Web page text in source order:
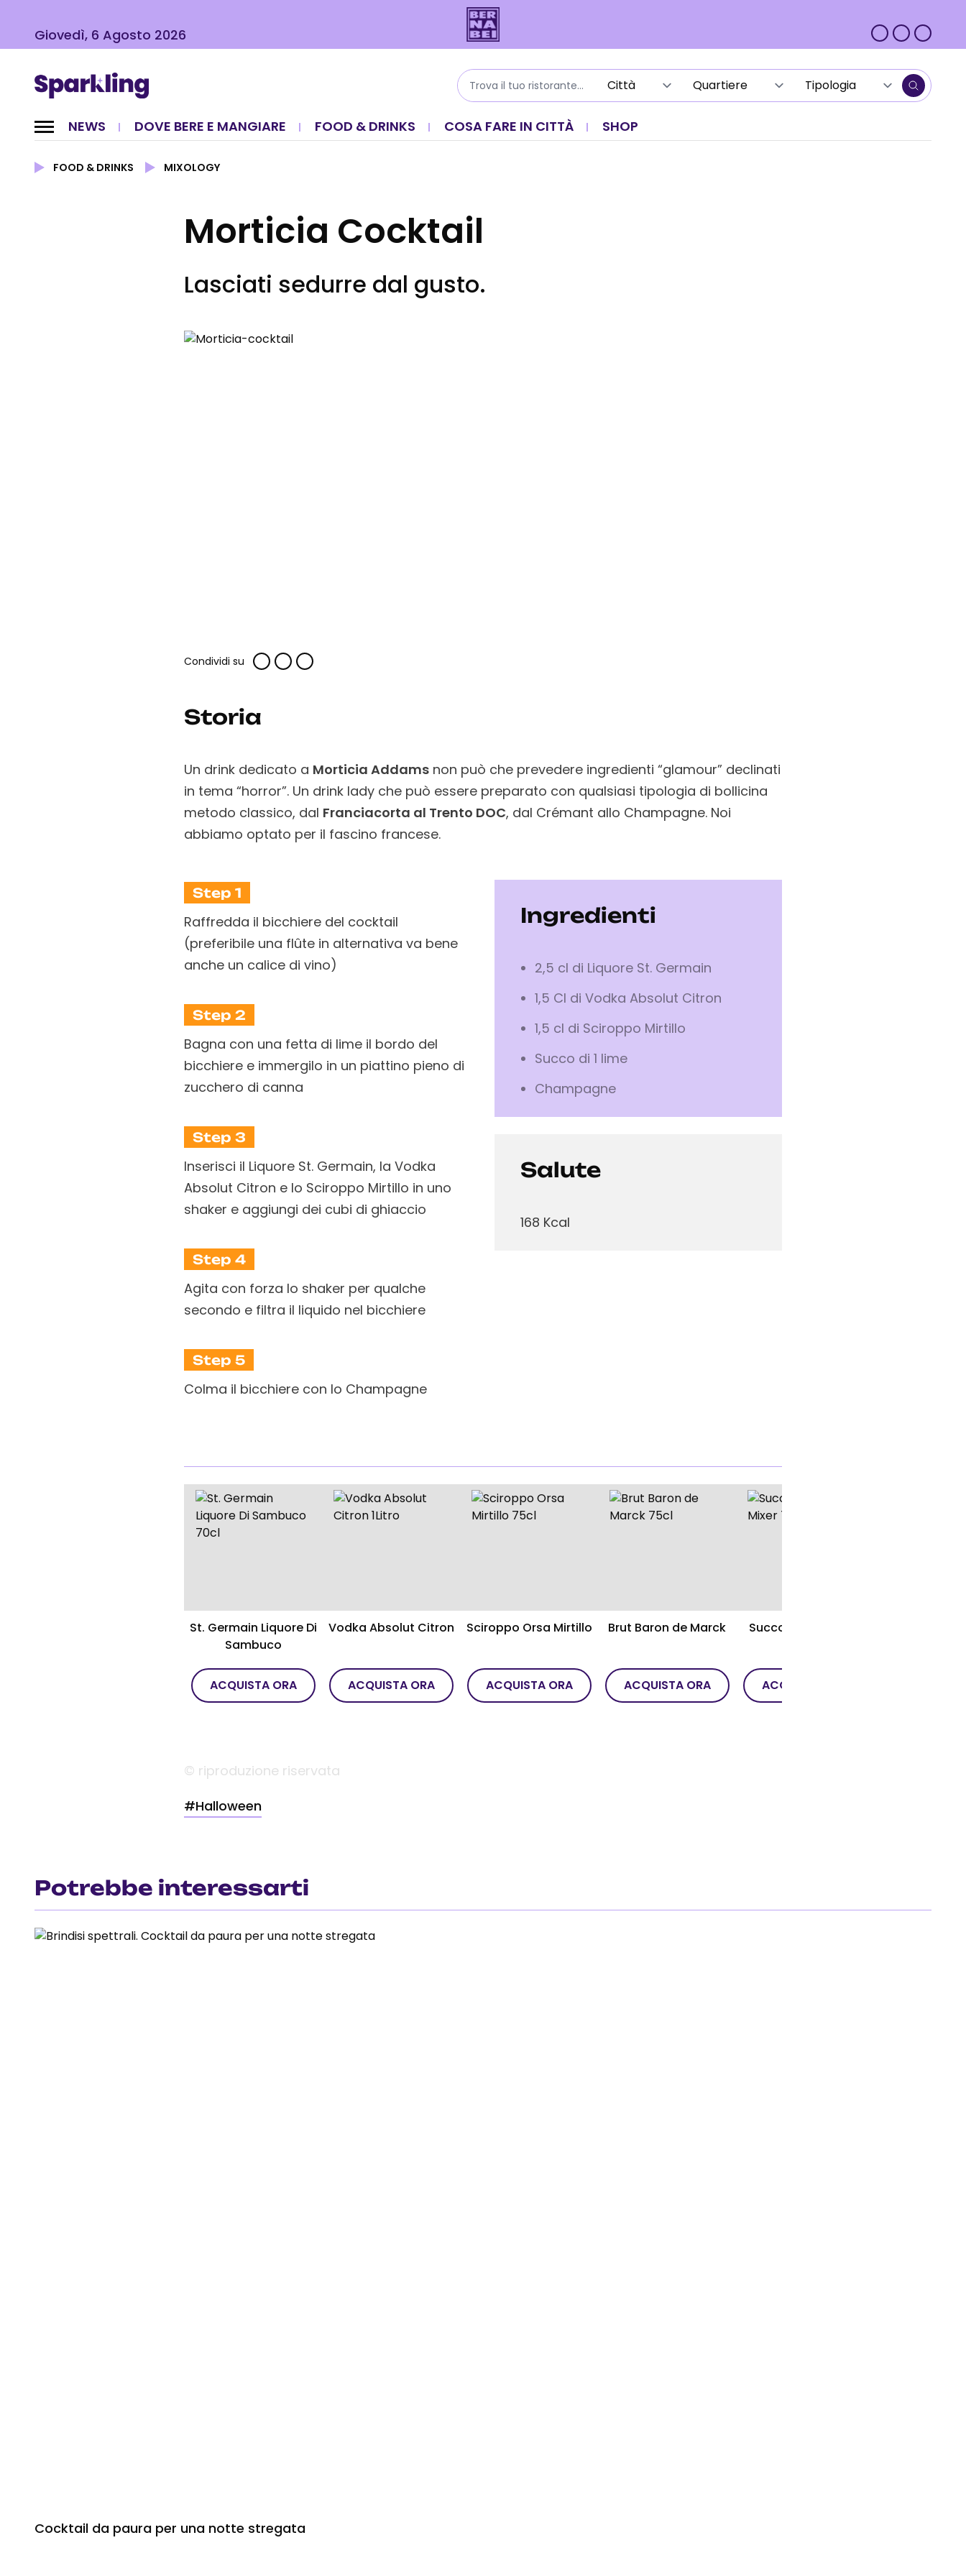
Giovedì, 6 Agosto 2026
NEWS DOVE BERE E MANGIARE FOOD & DRINKS COSA FARE IN CITTÀ SHOP
FOOD & DRINKS MIXOLOGY
Morticia Cocktail
Lasciati sedurre dal gusto.
Condividi su
Storia
Un drink dedicato a Morticia Addams non può che prevedere ingredienti “glamour” declinati
in tema “horror”. Un drink lady che può essere preparato con qualsiasi tipologia di bollicina
metodo classico, dal Franciacorta al Trento DOC, dal Crémant allo Champagne. Noi
abbiamo optato per il fascino francese.
Step 1
Raffredda il bicchiere del cocktail
(preferibile una flûte in alternativa va bene
anche un calice di vino)
Step 2
Bagna con una fetta di lime il bordo del
bicchiere e immergilo in un piattino pieno di
zucchero di canna
Step 3
Inserisci il Liquore St. Germain, la Vodka
Absolut Citron e lo Sciroppo Mirtillo in uno
shaker e aggiungi dei cubi di ghiaccio
Step 4
Agita con forza lo shaker per qualche
secondo e filtra il liquido nel bicchiere
Step 5
Colma il bicchiere con lo Champagne
Ingredienti
2,5 cl di Liquore St. Germain
1,5 Cl di Vodka Absolut Citron
1,5 cl di Sciroppo Mirtillo
Succo di 1 lime
Champagne
Salute
168 Kcal
St. Germain Liquore Di
Sambuco
ACQUISTA ORA
Vodka Absolut Citron
ACQUISTA ORA
Sciroppo Orsa Mirtillo
ACQUISTA ORA
Brut Baron de Marck
ACQUISTA ORA
Succo Di Lime Mixer
ACQUISTA ORA
© riproduzione riservata
#Halloween
Potrebbe interessarti
Cocktail da paura per una notte stregata